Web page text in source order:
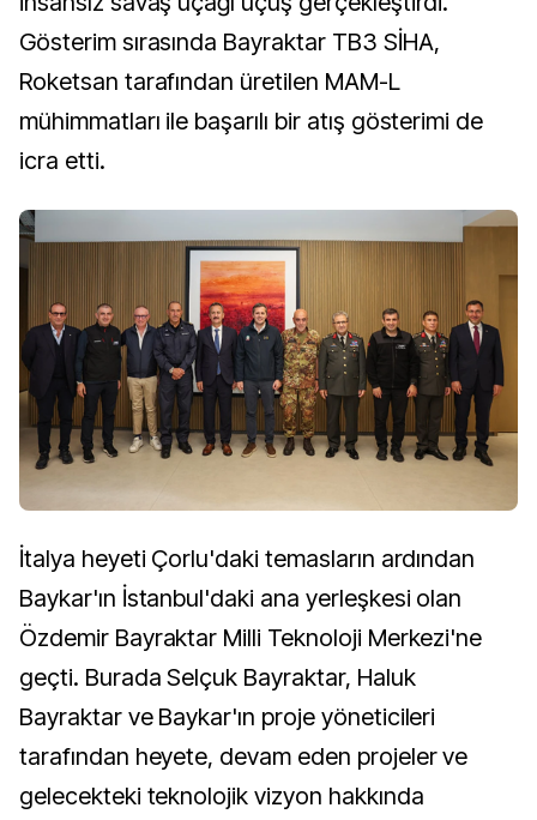
Gösterim sırasında Bayraktar TB3 SİHA,
Roketsan tarafından üretilen MAM-L
mühimmatları ile başarılı bir atış gösterimi de
icra etti.
İtalya heyeti Çorlu'daki temasların ardından
Baykar'ın İstanbul'daki ana yerleşkesi olan
Özdemir Bayraktar Milli Teknoloji Merkezi'ne
geçti. Burada Selçuk Bayraktar, Haluk
Bayraktar ve Baykar'ın proje yöneticileri
tarafından heyete, devam eden projeler ve
gelecekteki teknolojik vizyon hakkında